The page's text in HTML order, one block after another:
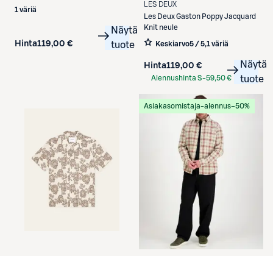
1 väriä
Hinta119,00 €
Näytä
tuote
LES DEUX
Les DeuxGaston Poppy Jacquard
Knit neule
Keskiarvo5 / 5,1 väriä
Hinta119,00 €
Alennushinta S-59,50 €
Näytä
tuote
Asiakasomistaja-alennus−50%